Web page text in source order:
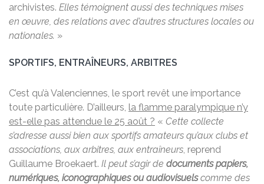
archivistes. Elles témoignent aussi des techniques mises
en œuvre, des relations avec d’autres structures locales ou
nationales. »
SPORTIFS, ENTRAÎNEURS, ARBITRES
C’est qu’à Valenciennes, le sport revêt une importance
toute particulière. D’ailleurs, la flamme paralympique n’y
est-elle pas attendue le 25 août ? « Cette collecte
s’adresse aussi bien aux sportifs amateurs qu’aux clubs et
associations, aux arbitres, aux entraîneurs , reprend
Guillaume Broekaert. Il peut s’agir de documents papiers,
numériques, iconographiques ou audiovisuelscomme des